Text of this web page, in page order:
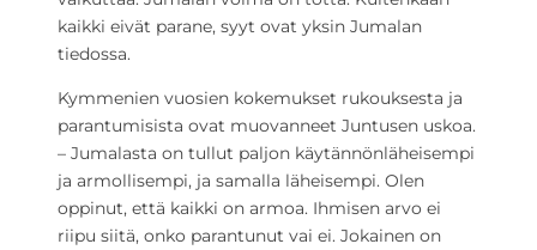
kaikki eivät parane, syyt ovat yksin Jumalan
tiedossa.
Kymmenien vuosien kokemukset rukouksesta ja
parantumisista ovat muovanneet Juntusen uskoa.
– Jumalasta on tullut paljon käytännönläheisempi
ja armollisempi, ja samalla läheisempi. Olen
oppinut, että kaikki on armoa. Ihmisen arvo ei
riipu siitä, onko parantunut vai ei. Jokainen on